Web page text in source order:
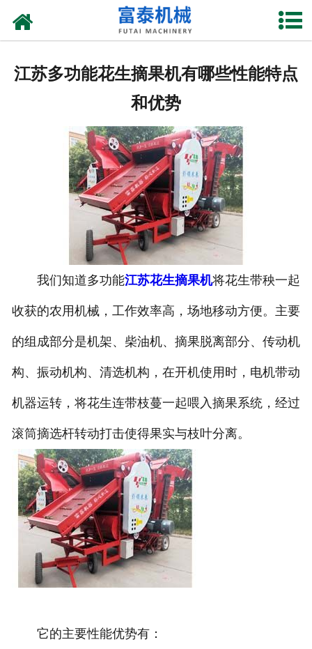
资质荣誉
新闻中心
厂房设备
联系我们
江苏多功能花生摘果机有哪些性能特点
和优势
我们知道多功能江苏花生摘果机将花生带秧一起
收获的农用机械，工作效率高，场地移动方便。主要
的组成部分是机架、柴油机、摘果脱离部分、传动机
构、振动机构、清选机构，在开机使用时，电机带动
机器运转，将花生连带枝蔓一起喂入摘果系统，经过
滚筒摘选杆转动打击使得果实与枝叶分离。
它的主要性能优势有：